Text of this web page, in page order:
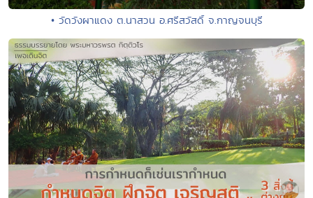
• วัดวังผาแดง ต.นาสวน อ.ศรีสวัสดิ์ จ.กาญจนบุรี